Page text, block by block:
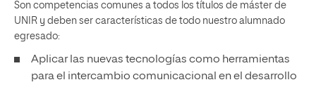
Son competencias comunes a todos los títulos de máster de
UNIR y deben ser características de todo nuestro alumnado
egresado:
Aplicar las nuevas tecnologías como herramientas
para el intercambio comunicacional en el desarrollo